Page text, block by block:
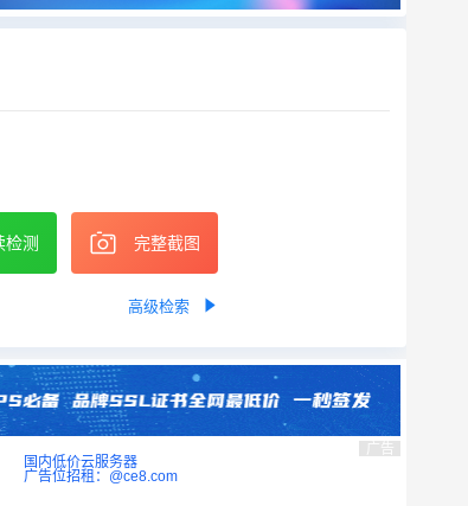
检测 完整截图
高级检索
广告
国内低价云服务器
广告位招租：@ce8.com